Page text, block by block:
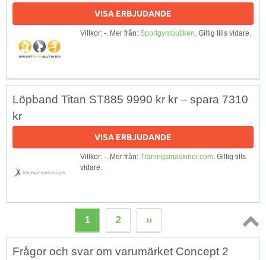
VISA ERBJUDANDE
Villkor: -. Mer från: Sportgymbutiken. Giltig tills vidare.
Löpband Titan ST885 9990 kr kr – spara 7310
kr
VISA ERBJUDANDE
Villkor: -. Mer från: Träningsmaskiner.com. Giltig tills
vidare.
1 2 ››
Topp
Frågor och svar om varumärket Concept 2